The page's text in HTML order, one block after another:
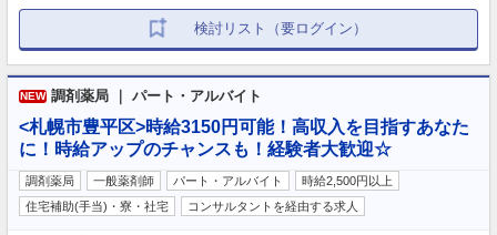
検討リスト（要ログイン）
NEW 調剤薬局 ｜ パート・アルバイト
<札幌市豊平区>時給3150円可能！高収入を目指すあなた
に！時給アップのチャンスも！経験者大歓迎☆
調剤薬局 一般薬剤師 パート・アルバイト
時給2,500円以上
住宅補助(手当)・寮・社宅
コンサルタントを経由する求人